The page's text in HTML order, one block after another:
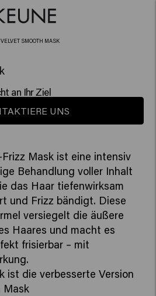
VELVET SMOOTH MASK
an Ihr Ziel
UNS
Mask ist eine intensiv
Behandlung voller Inhalt
das Haar tiefenwirksam
und Frizz bändigt. Diese
versiegelt die äußere
Haares und macht es
frisierbar – mit
ist die verbesserte Version
Mask